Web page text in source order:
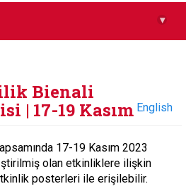
▾
Bienali
| 17-19 Kasım English
17-19 Kasım 2023
olan etkinliklere ilişkin
posterleri ile erişilebilir.